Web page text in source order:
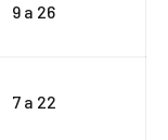
9 a 26
7 a 22